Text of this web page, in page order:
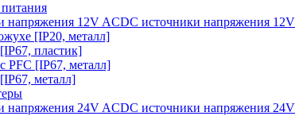
ACDC источники напряжения 12V
[IP20, металл]
пластик]
PFC [IP67, металл]
металл]
ACDC источники напряжения 24V